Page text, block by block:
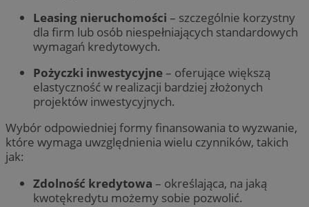
Leasing nieruchomości – szczególnie korzystny
dla firm lub osób niespełniających standardowych
wymagań kredytowych.
Pożyczki inwestycyjne– oferujące większą
elastyczność w realizacji bardziej złożonych
projektów inwestycyjnych.
Wybór odpowiedniej formy finansowania to wyzwanie,
które wymaga uwzględnienia wielu czynników, takich
jak:
Zdolność kredytowa – określająca, na jaką
kwotękredytu możemy sobie pozwolić.